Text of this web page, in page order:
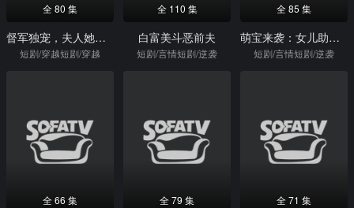
全 80 集
督军独宠，夫人她又撒野了
短剧/穿越短剧/穿越
全 110 集
白富美斗恶前夫
短剧/言情短剧/逆袭
全 85 集
萌宝来袭：女儿助我走向人生巅峰
短剧/言情短剧/逆袭
全 66 集 全 79 集 全 71 集